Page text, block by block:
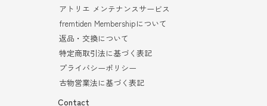
アトリエ メンテナンスサービス
fremtiden Membershipについて
返品・交換について
特定商取引法に基づく表記
プライバシーポリシー
古物営業法に基づく表記
Contact